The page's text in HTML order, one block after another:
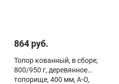
864 руб.
Топор кованный, в сборе,
800/950 г, деревянное
топорище, 400 мм, А-О,